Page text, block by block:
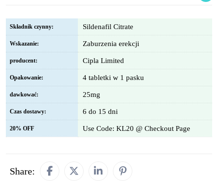
Składnik czynny: Sildenafil Citrate
Wskazanie: Zaburzenia erekcji
producent: Cipla Limited
Opakowanie: 4 tabletki w 1 pasku
dawkować: 25mg
Czas dostawy: 6 do 15 dni
20% OFF Use Code: KL20 @ Checkout Page
Share: